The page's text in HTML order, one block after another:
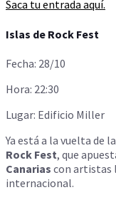
Saca tu entrada aquí.
Islas de Rock Fest
Fecha: 28/10
Hora: 22:30
Lugar: Edificio Miller
Ya está a la vuelta de
Rock Fest, que
Canarias con artistas
internacional.